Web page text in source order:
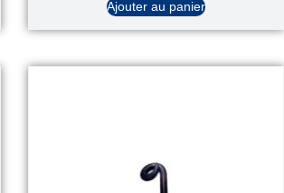
Ajouter au panier